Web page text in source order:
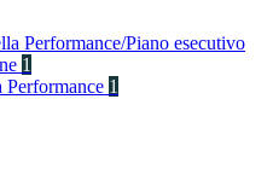
Performance/Piano esecutivo
1
Performance 1